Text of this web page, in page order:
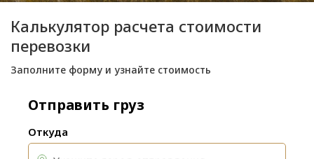
Калькулятор расчета стоимости
перевозки
Заполните форму и узнайте стоимость
Отправить груз
Откуда